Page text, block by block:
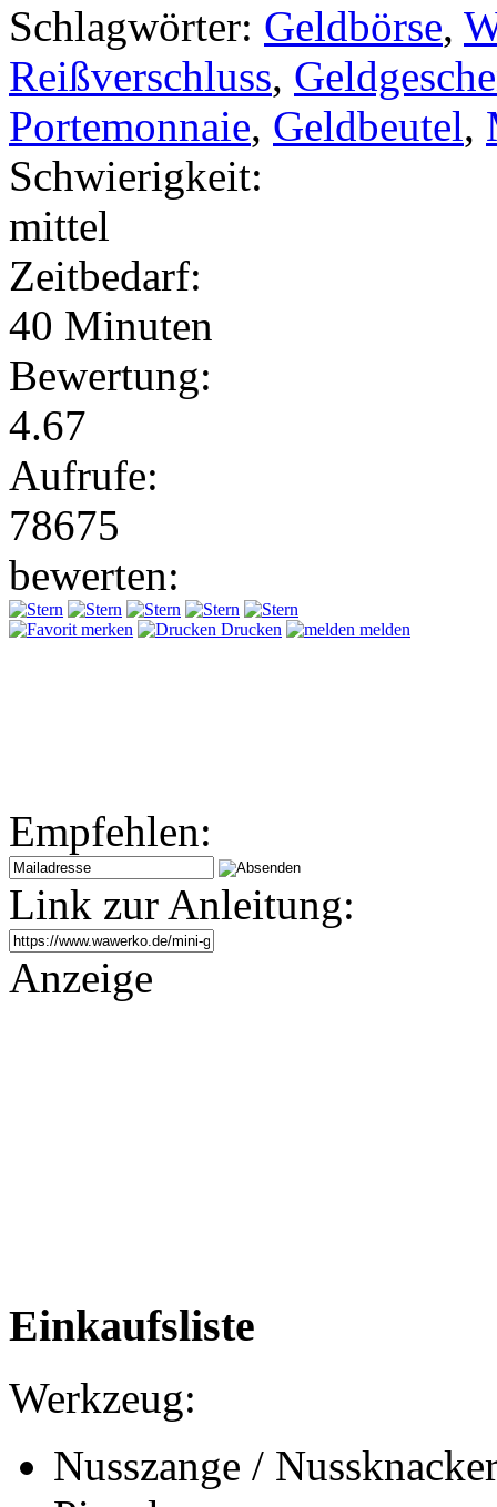
Schlagwörter: Geldbörse,
Reißverschluss,
Portemonnaie, Geldbeutel,
Schwierigkeit:
mittel
Zeitbedarf:
40 Minuten
Bewertung:
4.67
Aufrufe:
78675
bewerten:
merken Drucken melden
Empfehlen:
Link zur Anleitung:
Anzeige
Einkaufsliste
Werkzeug:
Nusszange /